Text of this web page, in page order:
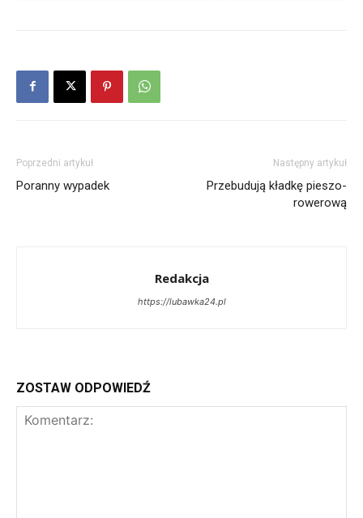
Poprzedni artykuł
Poranny wypadek
Następny artykuł
Przebudują kładkę pieszo-
rowerową
Redakcja
https://lubawka24.pl
ZOSTAW ODPOWIEDŹ